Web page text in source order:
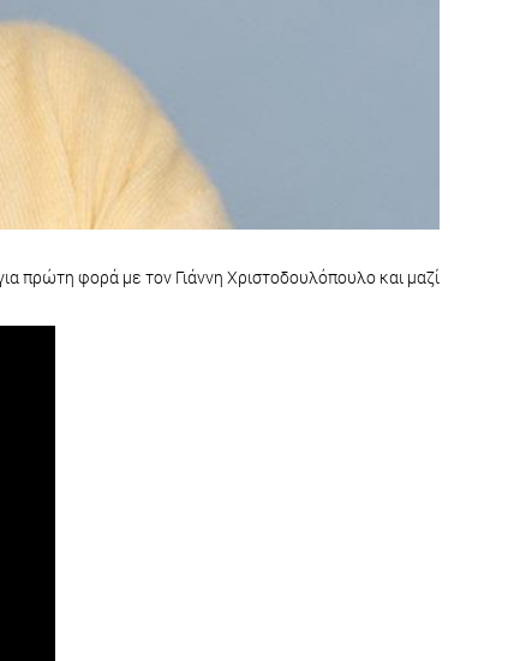
πρώτη φορά με τον Γιάννη Χριστοδουλόπουλο και μαζί